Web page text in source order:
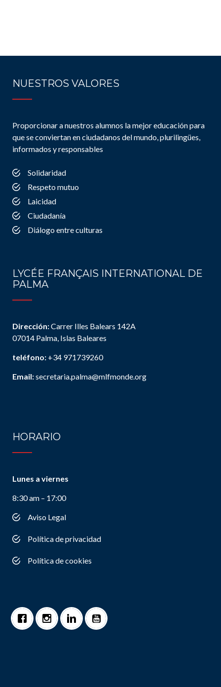
NUESTROS VALORES
Proporcionar a nuestros alumnos la mejor educación para
que se conviertan en ciudadanos del mundo, plurilingües,
informados y responsables
Solidaridad
Respeto mutuo
Laicidad
Ciudadanía
Diálogo entre culturas
LYCÉE FRANÇAIS INTERNATIONAL DE
PALMA
Dirección:Carrer Illes Balears 142A
07014 Palma, Islas Baleares
teléfono: +34 971739260
Email:secretaria.palma@mlfmonde.org
HORARIO
Lunes a viernes
8:30 am – 17:00
Aviso Legal
Política de privacidad
Política de cookies